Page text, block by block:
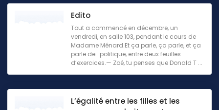
Edito
Tout a commencé en décembre, un
vendredi, en salle 103, pendant le cours de
Madame Ménard.Et ça parle, ça parle, et ça
parle de… politique, entre deux feuilles
d’exercices.— Zoé, tu penses que Donald T ...
L’égalité entre les filles et les